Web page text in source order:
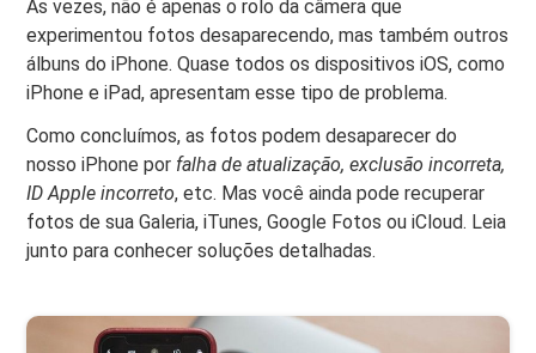
Às vezes, não é apenas o rolo da câmera que
experimentou fotos desaparecendo, mas também outros
álbuns do iPhone. Quase todos os dispositivos iOS, como
iPhone e iPad, apresentam esse tipo de problema.
Como concluímos, as fotos podem desaparecer do
nosso iPhone por falha de atualização, exclusão incorreta,
ID Apple incorreto, etc. Mas você ainda pode recuperar
fotos de sua Galeria, iTunes, Google Fotos ou iCloud. Leia
junto para conhecer soluções detalhadas.